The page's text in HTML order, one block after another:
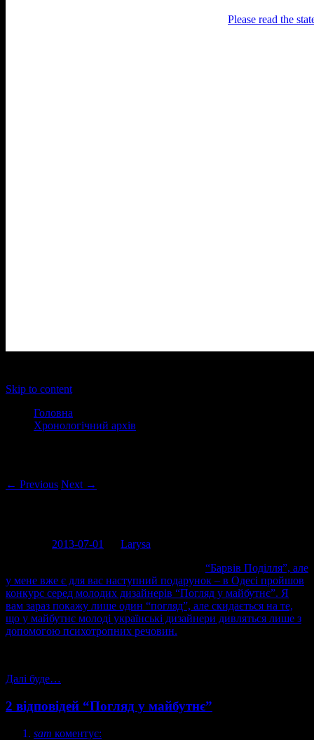
Skip to content
Головна
Хронологічний архів
← Previous Next →
2013-07-01
Larysa
“Барвів Поділля”, але
у мене вже є для вас наступний подарунок – в Одесі пройшов
конкурс серед молодих дизайнерів “Погляд у майбутнє”. Я
вам зараз покажу лише один “погляд”, але скидається на те,
що у майбутнє молоді українські дизайнери дивляться лише з
допомогою психотропних речовин.
Далі буде…
2 відповідей “Погляд у майбутнє”
sam коментує:
Please read the